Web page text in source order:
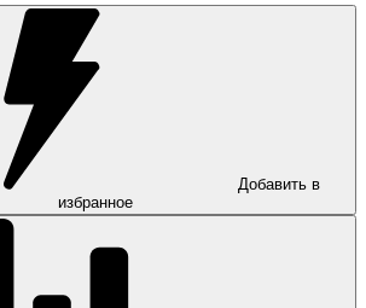
Добавить в
избранное